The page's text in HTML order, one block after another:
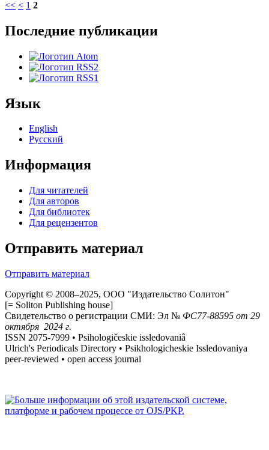
<< < 1 2
Последние публикации
Язык
English
Русский
Информация
Для читателей
Для авторов
Для библиотек
Для рецензентов
Отправить материал
Отправить материал
Copyright © 2008–2025, ООО "Издательство Солитон"
[= Soliton Publishing house]
Свидетельство о регистрации СМИ: Эл № ФС77-88595 от 29
октября 2024 г.
ISSN 2075-7999 • Psihologičeskie issledovaniâ
Ulrich's Periodicals Directory • Psikhologicheskie Issledovaniya
peer-reviewed • open access journal